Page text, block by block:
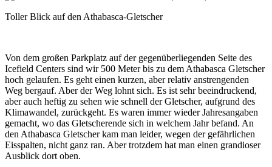
Toller Blick auf den Athabasca-Gletscher
Von dem großen Parkplatz auf der gegenüberliegenden Seite des
Icefield Centers sind wir 500 Meter bis zu dem Athabasca Gletscher
hoch gelaufen. Es geht einen kurzen, aber relativ anstrengenden
Weg bergauf. Aber der Weg lohnt sich. Es ist sehr beeindruckend,
aber auch heftig zu sehen wie schnell der Gletscher, aufgrund des
Klimawandel, zurückgeht. Es waren immer wieder Jahresangaben
gemacht, wo das Gletscherende sich in welchem Jahr befand. An
den Athabasca Gletscher kam man leider, wegen der gefährlichen
Eisspalten, nicht ganz ran. Aber trotzdem hat man einen grandioser
Ausblick dort oben.